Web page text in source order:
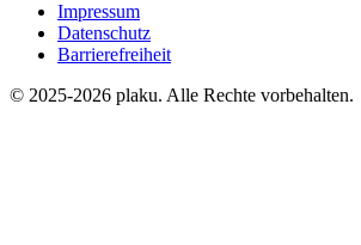
Impressum
Datenschutz
Barrierefreiheit
© 2025-2026 plaku. Alle Rechte vorbehalten.